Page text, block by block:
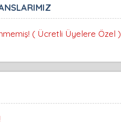
( Ücretli Üyelere Özel )